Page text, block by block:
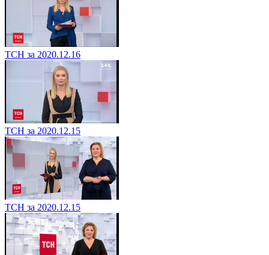
ТСН за 2020.12.16
ТСН за 2020.12.15
ТСН за 2020.12.15